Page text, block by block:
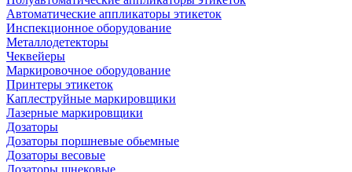
Автоматические аппликаторы этикеток
Инспекционное оборудование
Металлодетекторы
Чеквейеры
Маркировочное оборудование
Принтеры этикеток
Каплеструйные маркировщики
Лазерные маркировщики
Дозаторы
Дозаторы поршневые обьемные
Дозаторы весовые
Дозаторы шнековые